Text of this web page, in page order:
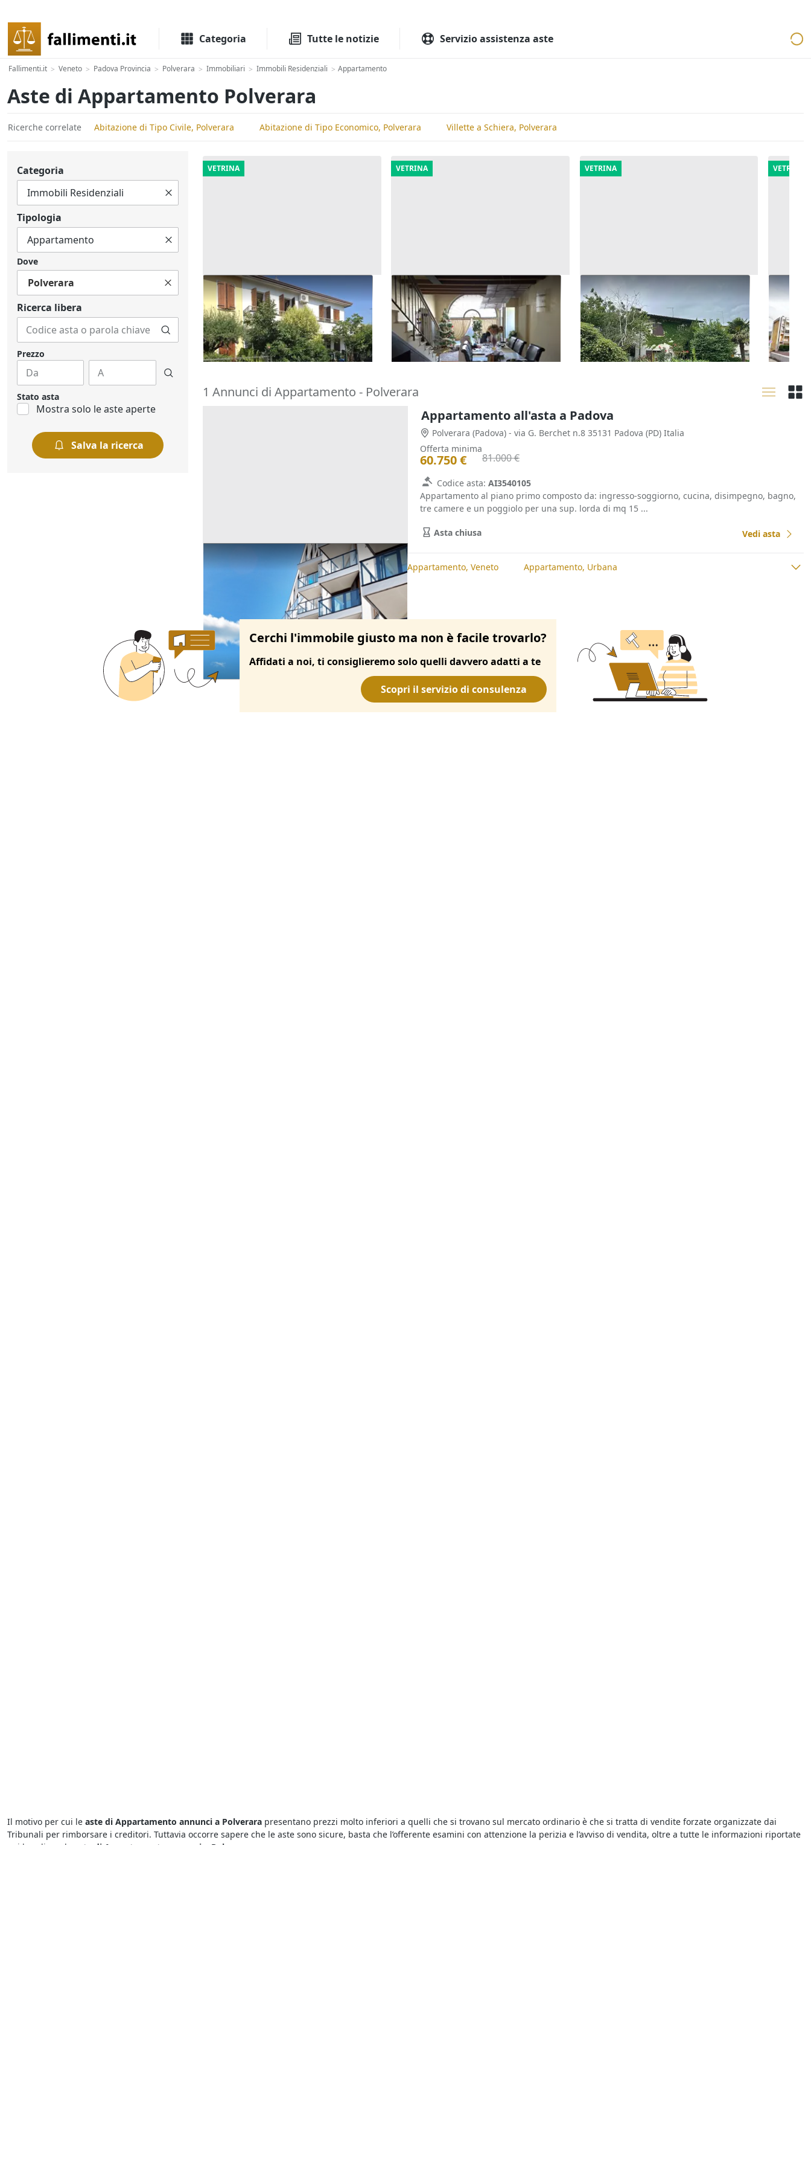
Categoria Tutte le notizie Servizio assistenza aste
Fallimenti.it > Veneto > Padova Provincia > Polverara > Immobiliari > Immobili Residenziali > Appartamento
Aste di Appartamento Polverara
Ricerche correlate Abitazione di Tipo Civile, Polverara Abitazione di Tipo Economico, Polverara Villette a Schiera, Polverara
Categoria
Tipologia
Dove
Polverara
Ricerca libera
Prezzo
Stato asta
Mostra solo le aste aperte
Salva la ricerca
VETRINA
Asta Abitazione cielo terra con
cortile e cantina
Montegrotto Terme (Padova)
195.000 €
20/10/2026
VETRINA
Asta Alloggio duplex con
giardinetto e garage
Arzignano (Vicenza)
80.160 €
17/09/2026
VETRINA
Asta Quota indivisa di 7/16 di
villetta bifamiliare con
autorimessa e area scoperta
Bassano del Grappa (Vicenza)
107.625 €
19/10/2026
VETRINA
Asta
con
30/
1 Annunci di Appartamento - Polverara
Appartamento all'asta a Padova
Polverara (Padova) - via G. Berchet n.8 35131 Padova (PD) Italia
Offerta minima
60.750 € 81.000 €
Codice asta: AI3540105
Appartamento al piano primo composto da: ingresso-soggiorno, cucina, disimpegno, bagno,
tre camere e un poggiolo per una sup. lorda di mq 15 ...
Asta chiusa Vedi asta
Ricerche correlate Appartamento, Padova Appartamento, Veneto Appartamento, Urbana
Cerchi l'immobile giusto ma non è facile trovarlo?
Affidati a noi, ti consiglieremo solo quelli davvero adatti a te
Scopri il servizio di consulenza
Il motivo per cui le aste di Appartamento annunci a Polverara presentano prezzi molto inferiori a quelli che si trovano sul mercato ordinario è che si tratta di vendite forzate organizzate dai
Tribunali per rimborsare i creditori. Tuttavia occorre sapere che le aste sono sicure, basta che l’offerente esamini con attenzione la perizia e l’avviso di vendita, oltre a tutte le informazioni riportate
nei bandi per le
aste di Appartamento annunci a Polverara